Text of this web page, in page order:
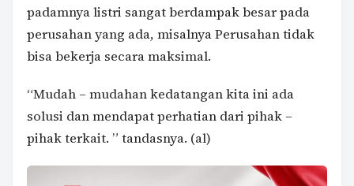
padamnya listri sangat berdampak besar pada
perusahan yang ada, misalnya Perusahan tidak
bisa bekerja secara maksimal.
“Mudah – mudahan kedatangan kita ini ada
solusi dan mendapat perhatian dari pihak –
pihak terkait. ” tandasnya. (al)